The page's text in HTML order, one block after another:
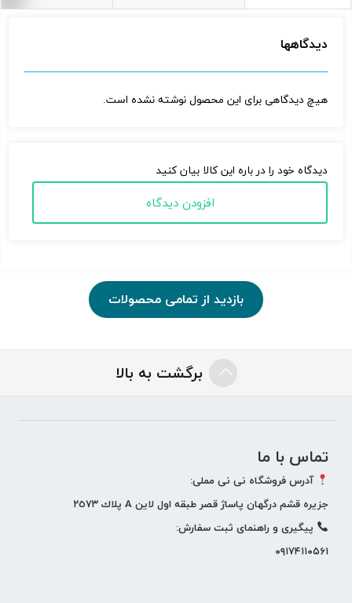
دیدگاه خود را در باره این کالا بیان کنید
افزودن دیدگاه
دیدگاهها
هیچ دیدگاهی برای این محصول نوشته نشده است.
بازدید از تمامی محصولات
برگشت به بالا
تماس با ما
آدرس فروشگاه نی نی مملی:
جزيره قشم درگهان پاساژ قصر طبقه اول لاين A پلاك ٢٥٧٣
پيگيری و راهنمای ثبت سفارش:
۰۹۱۷۴۱۱۰۵۶۱
اشتراک گذاری در شبکه های اجتماعی
ارسال به ایمیل
ارسال
تصاویر رسمی